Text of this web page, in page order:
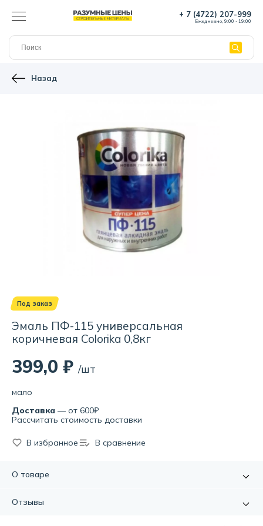
+ 7 (4722) 207-999
Ежедневно, 9:00 - 19:00
Назад
Под заказ
Эмаль ПФ-115 универсальная
коричневая Colorika 0,8кг
399,0 ₽ /шт
мало
Доставка — от 600₽
Рассчитать стоимость доставки
В избранное В сравнение
О товаре
алкидного лака. Обладает хорошими декоративными
Отзывы